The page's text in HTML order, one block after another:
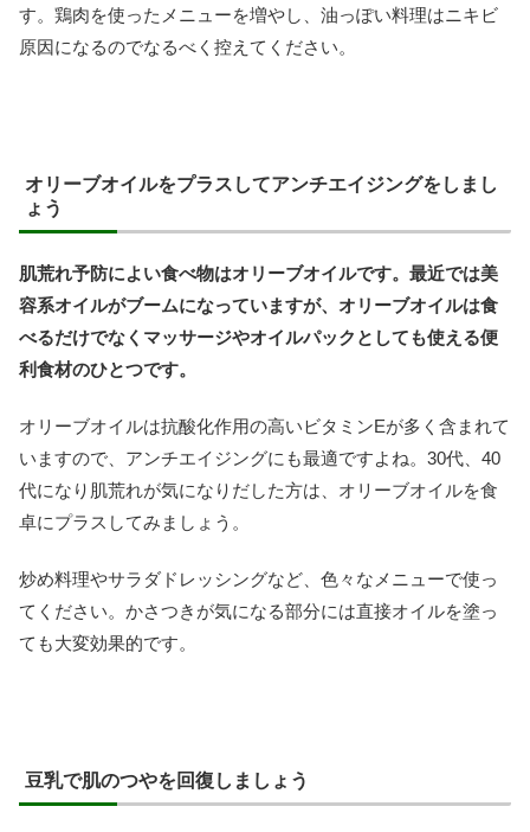
す。鶏肉を使ったメニューを増やし、油っぽい料理はニキビ
原因になるのでなるべく控えてください。
オリーブオイルをプラスしてアンチエイジングをしまし
ょう
肌荒れ予防によい食べ物はオリーブオイルです。最近では美
容系オイルがブームになっていますが、オリーブオイルは食
べるだけでなくマッサージやオイルパックとしても使える便
利食材のひとつです。
オリーブオイルは抗酸化作用の高いビタミンEが多く含まれて
いますので、アンチエイジングにも最適ですよね。30代、40
代になり肌荒れが気になりだした方は、オリーブオイルを食
卓にプラスしてみましょう。
炒め料理やサラダドレッシングなど、色々なメニューで使っ
てください。かさつきが気になる部分には直接オイルを塗っ
ても大変効果的です。
豆乳で肌のつやを回復しましょう